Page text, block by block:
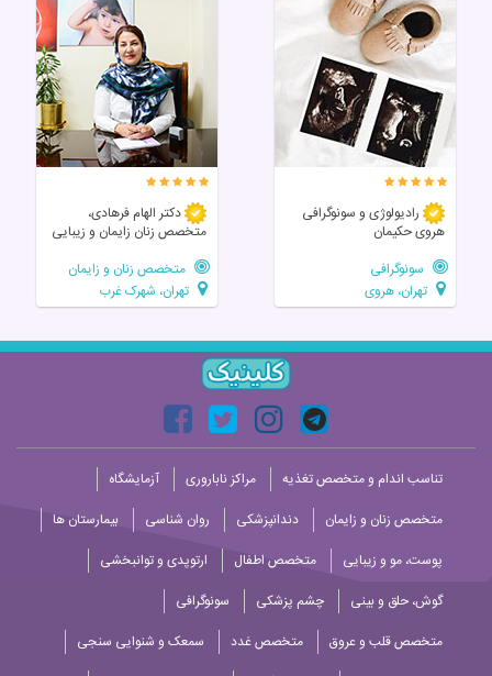
رادیولوژی و سونوگرافی
هروی حکیمان
سونوگرافی
تهران، هروی
دکتر الهام فرهادی،
متخصص زنان زايمان و زیبایی
متخصص زنان و زایمان
تهران، شهرک غرب
تناسب اندام و متخصص تغذیه مراکز ناباروری
آزمایشگاه
متخصص زنان و زایمان
دندانپزشکی روان شناسی
بیمارستان ها
پوست، مو و زیبایی
متخصص اطفال
ارتوپدی و توانبخشی
گوش، حلق و بینی
چشم پزشکی
سونوگرافی
متخصص قلب و عروق
متخصص غدد
سمعک و شنوایی سنجی